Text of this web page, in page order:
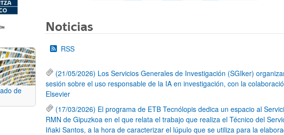
de
Noticias
RSS
(21/05/2026) Los Servicios Generales de Investigación (SGIker)
sesión sobre el uso responsable de la IA en investigación, con la
Elsevier
(17/03/2026) El programa de ETB Tecnólopis dedica un espacio al
RMN de Gipuzkoa en el que relata el trabajo que realiza el Técnico del
Iñaki Santos, a la hora de caracterizar el lúpulo que se utiliza para la